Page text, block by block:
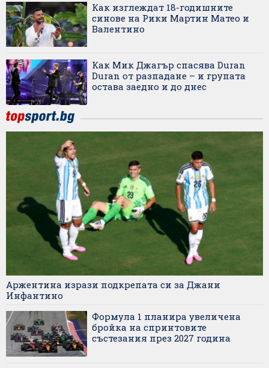
Как изглеждат 18-годишните
синове на Рики Мартин Матео и
Валентино
Как Мик Джагър спасява Duran
Duran от разпадане – и групата
остава заедно и до днес
Аржентина изрази подкрепата си за Джани
Инфантино
Формула 1 планира увеличена
бройка на спринтовите
състезания през 2027 година